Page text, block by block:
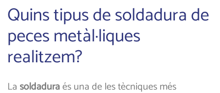
Quins tipus de soldadura de
peces metàl·liques
realitzem?
Lasoldaduraés una de les tècniques més